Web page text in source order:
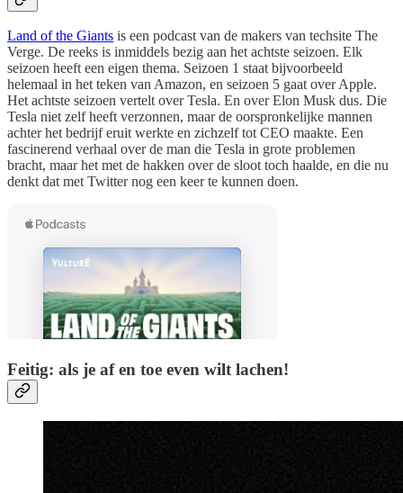
Land of the Giants is een podcast van de makers van techsite The
Verge. De reeks is inmiddels bezig aan het achtste seizoen. Elk
seizoen heeft een eigen thema. Seizoen 1 staat bijvoorbeeld
helemaal in het teken van Amazon, en seizoen 5 gaat over Apple.
Het achtste seizoen vertelt over Tesla. En over Elon Musk dus. Die
Tesla niet zelf heeft verzonnen, maar de oorspronkelijke mannen
achter het bedrijf eruit werkte en zichzelf tot CEO maakte. Een
fascinerend verhaal over de man die Tesla in grote problemen
bracht, maar het met de hakken over de sloot toch haalde, en die nu
denkt dat met Twitter nog een keer te kunnen doen.
Feitig: als je af en toe even wilt lachen!